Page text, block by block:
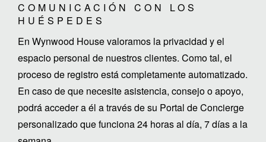
COMUNICACIÓN CON LOS
HUÉSPEDES
En Wynwood House valoramos la privacidad y el
espacio personal de nuestros clientes. Como tal, el
proceso de registro está completamente automatizado.
En caso de que necesite asistencia, consejo o apoyo,
podrá acceder a él a través de su Portal de Concierge
personalizado que funciona 24 horas al día, 7 días a la